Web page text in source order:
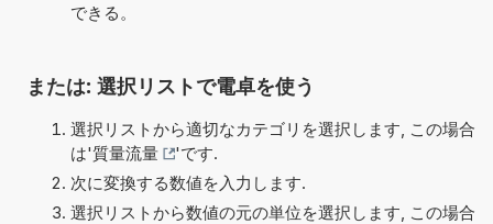
できる。
または: 選択リストで電卓を使う
選択リストから適切なカテゴリを選択します, この場合
は'質量流量
'です.
次に変換する数値を入力します.
選択リストから数値の元の単位を選択します, この場合